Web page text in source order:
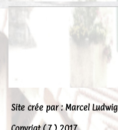
Site crée par : Marcel Ludwig